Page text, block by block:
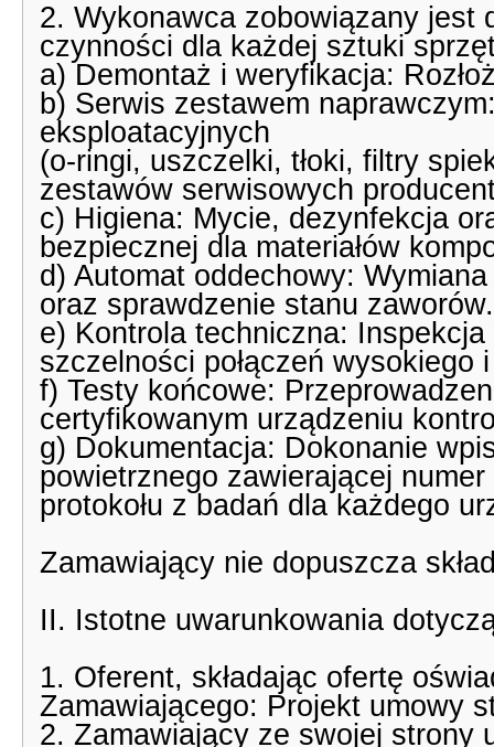
2. Wykonawca zobowiązany jest
czynności dla każdej sztuki
a) Demontaż i weryfikacja:
b) Serwis zestawem
eksploatacyjnych
(o-ringi, uszczelki, tłoki, filtry
zestawów serwisowych
c) Higiena: Mycie, dezynfekcja
bezpiecznej dla materiałów
d) Automat oddechowy:
oraz sprawdzenie stanu zaworów.
e) Kontrola techniczna:
szczelności połączeń wysokiego
f) Testy końcowe:
certyfikowanym urządzeniu
g) Dokumentacja: Dokonanie
powietrznego zawierającej
protokołu z badań dla każdego
Zamawiający nie dopuszcza
II. Istotne uwarunkowania
1. Oferent, składając ofertę
Zamawiającego: Projekt umowy
2. Zamawiający ze swojej strony